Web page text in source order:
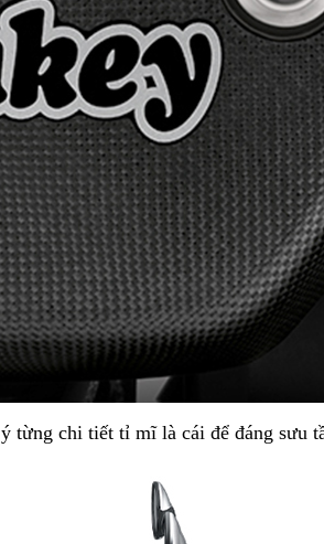
từng chi tiết tỉ mĩ là cái để đáng sưu